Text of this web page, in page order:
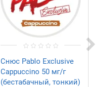
Снюс Pablo Exclusive
Cappuccino 50 мг/г
(бестабачный, тонкий)